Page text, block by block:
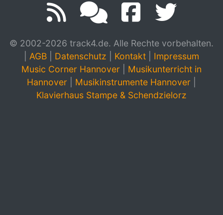
© 2002-2026 track4.de. Alle Rechte vorbehalten.
AGB Datenschutz Kontakt
Impressum
Music Corner Hannover
Musikunterricht in
Hannover
Musikinstrumente Hannover
Klavierhaus Stampe & Schendzielorz